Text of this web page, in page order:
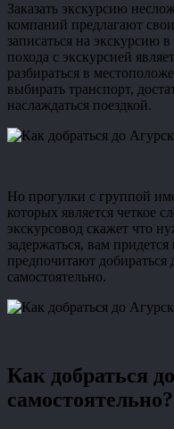
Заказать экскурсию
компаний предлагают
записаться на экскурсию
похода с экскурсией
разбираться в
выбирать транспорт,
наслаждаться поездкой.
Но прогулки с группой
которых является четкое
экскурсовод скажет что
задержаться, вам
предпочитают
самостоятельно.
Как добраться
самостоятельно?